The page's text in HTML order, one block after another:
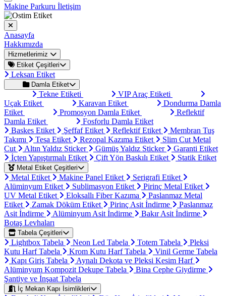
Makine Parkuru İletişim
Anasayfa
Hakkımızda
Hizmetlerimiz
Etiket Çeşitleri
Leksan Etiket
Damla Etiket
Tekne Etiketi
VIP Araç Etiketi
Uçak Etiket
Karavan Etiket
Dondurma Damla
Etiket
Promosyon Damla Etiket
Reflektif
Damla Etiket
Fosforlu Damla Etiket
Baskes Etiket
Şeffaf Etiket Reflektif Etiket
Membran Tuş
Takımı
Tesa Etiket Rezopal Kazıma Etiket
Slim Cut Metal
Cut
Altın Yaldız Sticker Gümüş Yaldız Sticker
Garanti Etiket
İçten Yapıştırmalı Etiket
Çift Yön Baskılı Etiket Statik Etiket
Metal Etiket Çeşitleri
Metal Etiket Makine Panel Etiket
Serigrafi Etiket
Alüminyum Etiket
Sublimasyon Etiket
Pirinç Metal Etiket
UV Metal Etiket
Eloksallı Fiber Kazıma
Paslanmaz Metal
Etiket
Zamak Döküm Etiket Pirinç Asit İndirme
Paslanmaz
Asit İndirme
Alüminyum Asit İndirme
Bakır Asit İndirme
Botaş Levhaları
Tabela Çeşitleri
Lightbox Tabela Neon Led Tabela Totem Tabela
Pleksi
Kutu Harf Tabela
Krom Kutu Harf Tabela
Vinil Germe Tabela
Kapı Giriş Tabela
Aynalı Dekota ve Pleksi Kesim Harf
Alüminyum Kompozit Dekupe Tabela
Bina Cephe Giydirme
Şantiye ve İnşaat Tabela
İç Mekan Kapı İsimlikleri